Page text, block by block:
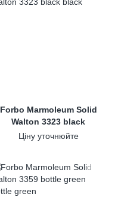
Forbo Marmoleum Solid
Walton 3323 black
Ціну уточнюйте